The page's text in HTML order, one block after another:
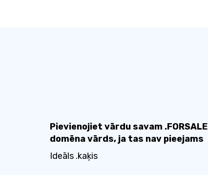
Pievienojiet vārdu savam .FORSALE
domēna vārds, ja tas nav pieejams
Ideāls .kaķis